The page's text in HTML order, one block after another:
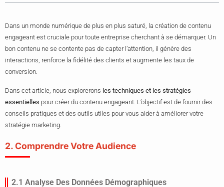
Dans un monde numérique de plus en plus saturé, la création de contenu
engageant est cruciale pour toute entreprise cherchant à se démarquer. Un
bon contenu ne se contente pas de capter l’attention, il génère des
interactions, renforce la fidélité des clients et augmente les taux de
conversion.
Dans cet article, nous explorerons les techniques et les stratégies
essentielles pour créer du contenu engageant. L’objectif est de fournir des
conseils pratiques et des outils utiles pour vous aider à améliorer votre
stratégie marketing.
2. Comprendre Votre Audience
2.1 Analyse Des Données Démographiques